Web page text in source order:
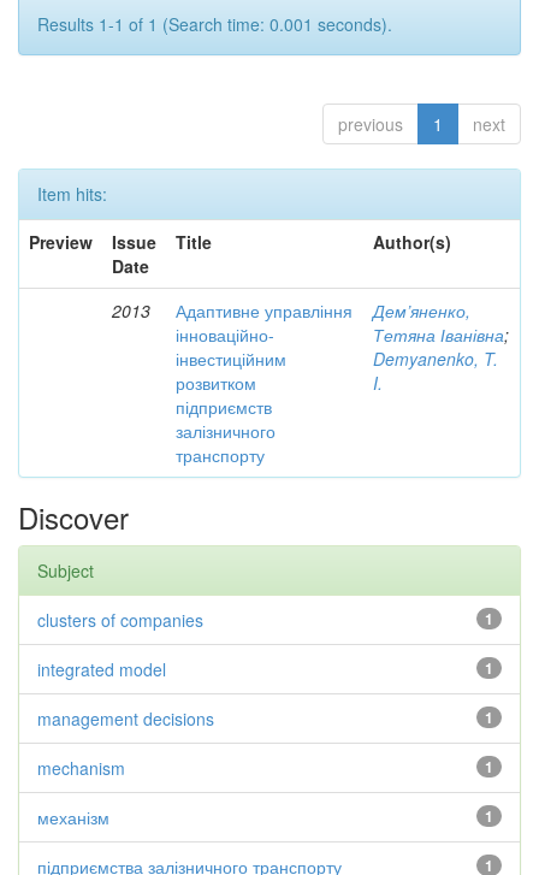
Results 1-1 of 1 (Search time: 0.001 seconds).
previous 1 next
Item hits:
Preview
Issue
Date
Title Author(s)
2013
Адаптивне управління
інноваційно-
інвестиційним
розвитком
підприємств
залізничного
транспорту
Дем’яненко,
Тетяна Іванівна;
Demyanenko, T.
I.
Discover
Subject
1
clusters of companies
1
integrated model
1
management decisions
1
mechanism
1
механізм
1
підприємства залізничного транспорту